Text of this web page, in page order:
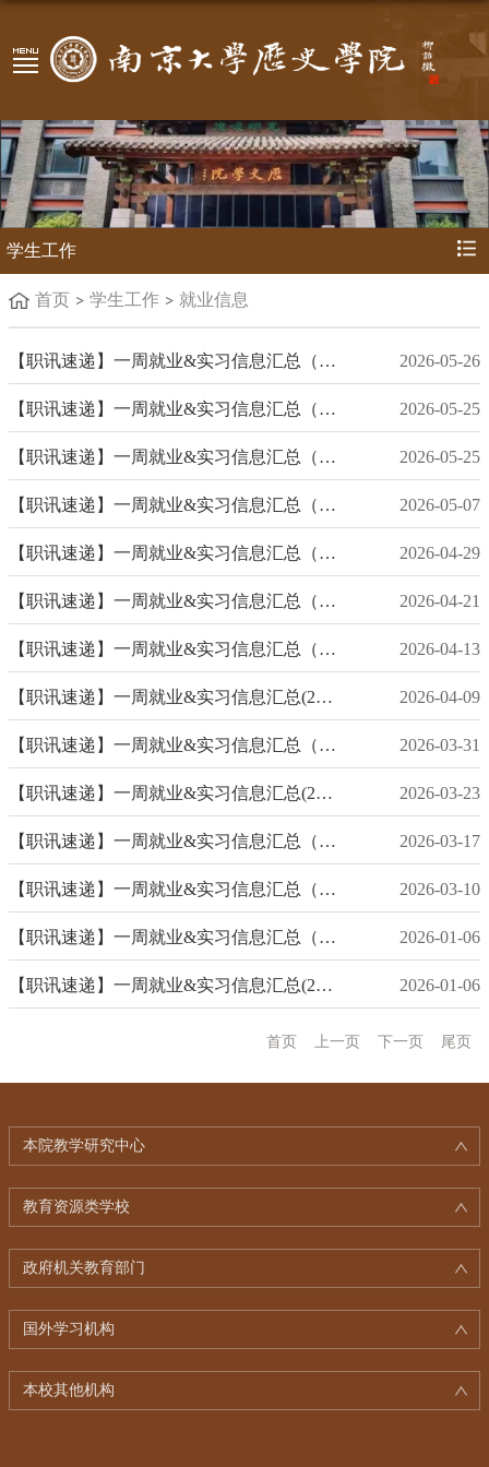
学生工作
首页 学生工作 就业信息
【职讯速递】一周就业&实习信息汇总（2026年5月第4期) 2026-05-26
【职讯速递】一周就业&实习信息汇总（2026年5月第3期） 2026-05-25
【职讯速递】一周就业&实习信息汇总（2026年5月第2期） 2026-05-25
【职讯速递】一周就业&实习信息汇总（2026年5月第1期） 2026-05-07
【职讯速递】一周就业&实习信息汇总（2026年4月第4期） 2026-04-29
【职讯速递】一周就业&实习信息汇总（2026年4月第3期） 2026-04-21
【职讯速递】一周就业&实习信息汇总（2026年4月第2期） 2026-04-13
【职讯速递】一周就业&实习信息汇总(2026年4月第1期) 2026-04-09
【职讯速递】一周就业&实习信息汇总（2026年3月第4期） 2026-03-31
【职讯速递】一周就业&实习信息汇总(2026年3月第3期) 2026-03-23
【职讯速递】一周就业&实习信息汇总（2026年3月第2期） 2026-03-17
【职讯速递】一周就业&实习信息汇总（2026年3月第1期） 2026-03-10
【职讯速递】一周就业&实习信息汇总（2026年1月第1期） 2026-01-06
【职讯速递】一周就业&实习信息汇总(2025年12月第5期) 2026-01-06
首页 上一页 下一页 尾页
本院教学研究中心
教育资源类学校
政府机关教育部门
国外学习机构
本校其他机构